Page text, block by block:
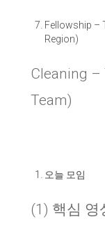
Fellowship –
Region)
Cleaning –
Team)
오늘 모임
(1) 핵심 영